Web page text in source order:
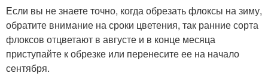
Если вы не знаете точно, когда обрезать флоксы на зиму,
обратите внимание на сроки цветения, так ранние сорта
флоксов отцветают в августе и в конце месяца
приступайте к обрезке или перенесите ее на начало
сентября.